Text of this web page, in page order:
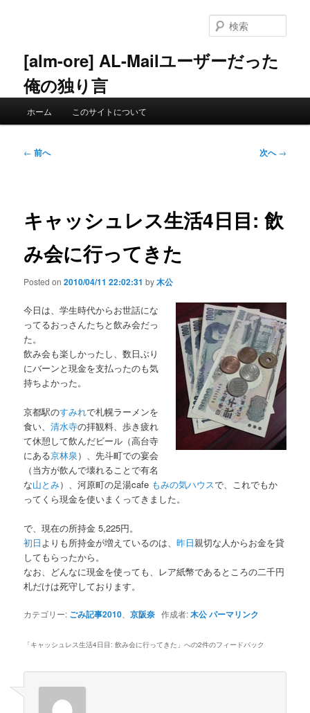
ン
へ
[alm-ore] AL-Mailユーザーだった
俺の独り言
索
ホーム このサイトについて
投
ー
ョ
ン
← 前へ 次へ→
キャッシュレス生活4日目: 飲
み会に行ってきた
Posted on2010/04/11 22:02:31 by木公
今日は、学生時代からお世話にな
ってるおっさんたちと飲み会だっ
た。
飲み会も楽しかったし、数日ぶり
にバーンと現金を支払ったのも気
持ちよかった。
京都駅のすみれで札幌ラーメンを
食い、清水寺の拝観料、歩き疲れ
て休憩して飲んだビール（高台寺
にある京林泉）、先斗町での宴会
（当方が飲んで壊れることで有名
な山とみ）、河原町の足湯cafe もみの気ハウスで、これでもか
ってくら現金を使いまくってきました。
で、現在の所持金 5,225円。
初日よりも所持金が増えているのは、昨日親切な人からお金を貸
してもらったから。
なお、どんなに現金を使っても、レア紙幣であるところの二千円
札だけは死守しております。
カテゴリー: ごみ記事2010、京阪奈 作成者:木公パーマリンク
「キャッシュレス生活4日目: 飲み会に行ってきた 」への2件のフィードバック